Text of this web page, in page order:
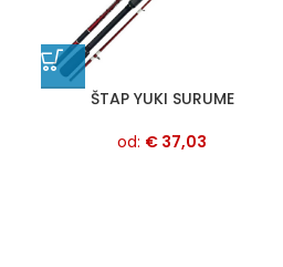
ŠTAP YUKI SURUME
od: € 37,03